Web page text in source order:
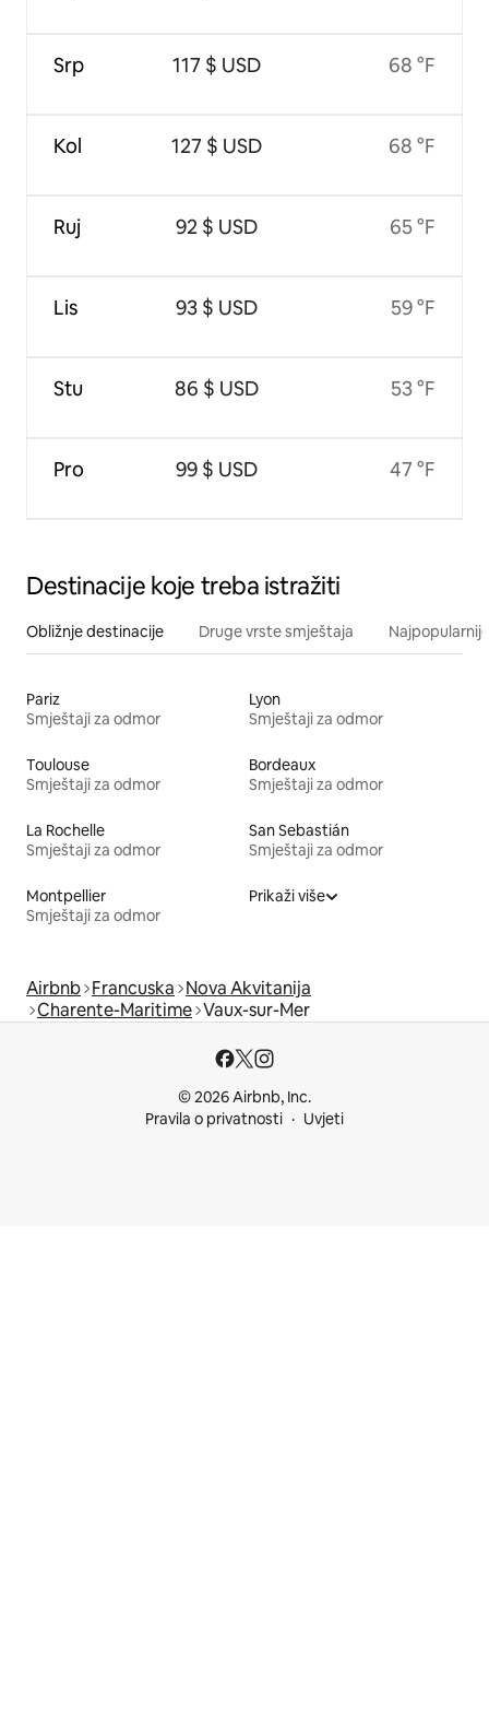
Srp
Kol
Ruj
Lis
Stu
Pro
117 $ USD
127 $ USD
92 $ USD
93 $ USD
86 $ USD
99 $ USD
68 °F
68 °F
65 °F
59 °F
53 °F
47 °F
Destinacije koje treba istražiti
Obližnje destinacije Druge vrste smještaja
Pariz
Smještaji za odmor
Lyon
Smještaji za odmor
Toulouse
Smještaji za odmor
Bordeaux
Smještaji za odmor
La Rochelle
Smještaji za odmor
San Sebastián
Smještaji za odmor
Montpellier
Smještaji za odmor
Prikaži više
Airbnb Francuska Nova Akvitanija
Charente-Maritime Vaux-sur-Mer
© 2026 Airbnb, Inc.
Pravila o privatnosti
Uvjeti